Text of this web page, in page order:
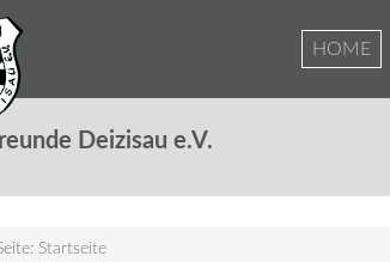
HOME
Deizisau e.V.
Startseite